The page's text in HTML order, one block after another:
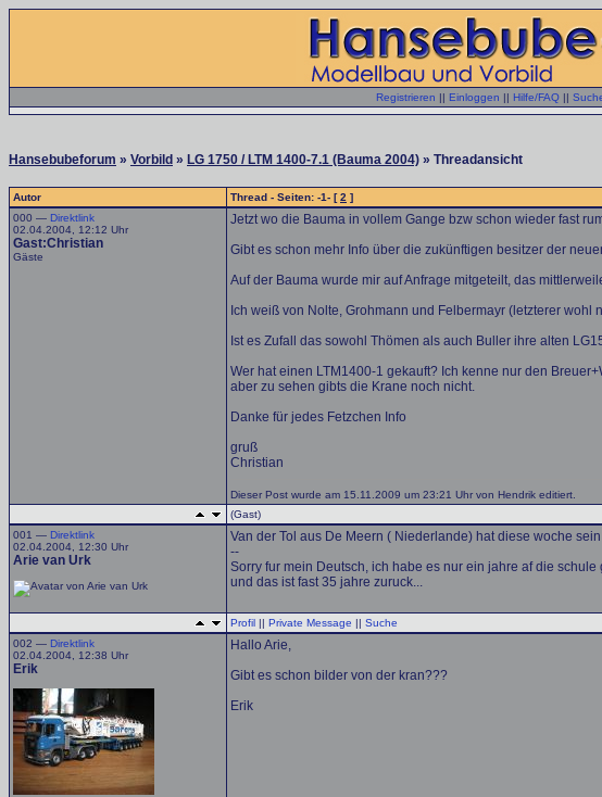
Registrieren || Einloggen || Hilfe/FAQ ||
Hansebubeforum » Vorbild » LG 1750 / LTM 1400-7.1 (Bauma 2004) » Threadansicht
Autor Thread - Seiten: -1- [2 ]
000 — Direktlink
02.04.2004, 12:12 Uhr
Gast:Christian
Gäste
Jetzt wo die Bauma in vollem Gange bzw schon wieder fast
Gibt es schon mehr Info über die zukünftigen besitzer der
Auf der Bauma wurde mir auf Anfrage mitgeteilt, das
Ich weiß von Nolte, Grohmann und Felbermayr (letzterer wohl
Ist es Zufall das sowohl Thömen als auch Buller ihre alten
Wer hat einen LTM1400-1 gekauft? Ich kenne nur den
aber zu sehen gibts die Krane noch nicht.
Danke für jedes Fetzchen Info
gruß
Christian
Dieser Post wurde am 15.11.2009 um 23:21 Uhr von Hendrik editiert.
(Gast)
001 — Direktlink
02.04.2004, 12:30 Uhr
Arie van Urk
Van der Tol aus De Meern ( Niederlande) hat diese woche
--
Sorry fur mein Deutsch, ich habe es nur ein jahre af die schule
und das ist fast 35 jahre zuruck...
Profil || Private Message || Suche
002 — Direktlink
02.04.2004, 12:38 Uhr
Erik
Hallo Arie,
Gibt es schon bilder von der kran???
Erik